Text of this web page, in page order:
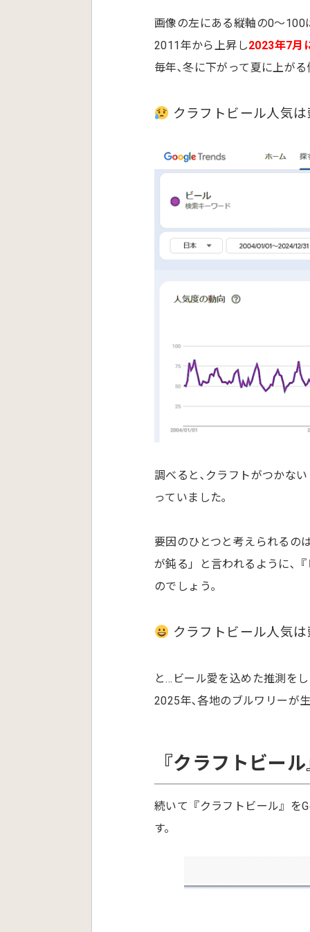
画像の左にある縦軸の0～100
2011年から上昇し2023年7月
毎年､冬に下がって夏に上が
クラフトビール人気
調べると､クラフトがつかない
っていました｡
要因のひとつと考えられるの
が鈍る」と言われるように､
のでしょう｡
クラフトビール人気
と…ビール愛を込めた推測を
2025年､各地のブルワリーが
『クラフトビー
続いて『クラフトビール』を
す。